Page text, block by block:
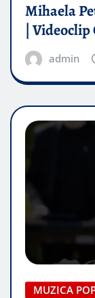
Mihaela
|
admin
MUZICA